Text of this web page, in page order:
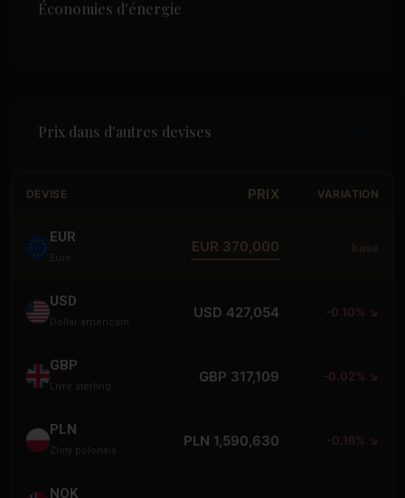
Économies d'énergie
Prix dans d'autres devises
DEVISE PRIX VARIATION
EUR
Euro
EUR 370,000 base
USD
Dollar américain
USD 427,054 -0.10% ↘
GBP
Livre sterling
GBP 317,109 -0.02% ↘
PLN
Zloty polonais
PLN 1,590,630 -0.16% ↘
NOK